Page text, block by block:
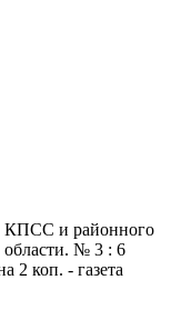
КПСС и районного
области. № 3 : 6
2 коп. - газета